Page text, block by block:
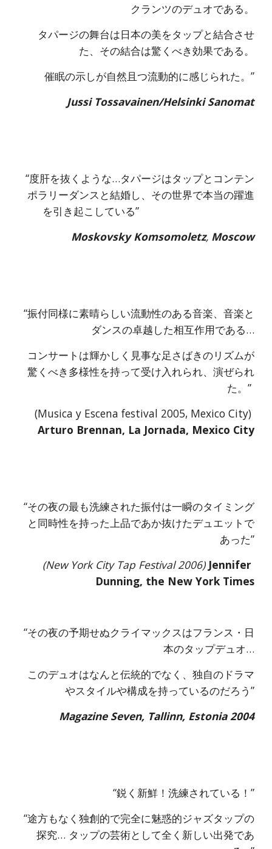
クランツのデュオである。
タパージの舞台は日本の美をタップと結合させ
た、その結合は驚くべき効果である。
催眠の示しが自然且つ流動的に感じられた。”
Jussi Tossavainen/Helsinki Sanomat
“度肝を抜くような…タパージはタップとコンテン
ポラリーダンスと結婚し、その世界で本当の躍進
を引き起こしている”
Moskovsky Komsomoletz, Moscow
“振付同様に素晴らしい流動性のある音楽、音楽と
ダンスの卓越した相互作用である…
コンサートは輝かしく見事な足さばきのリズムが
驚くべき多様性を持って受け入れられ、演ぜられ
た。”
(Musica y Escena festival 2005, Mexico City)
Arturo Brennan, La Jornada, Mexico City
“その夜の最も洗練された振付は一瞬のタイミング
と同時性を持った上品であか抜けたデュエットで
あった”
(New York City Tap Festival 2006) Jennifer
Dunning, the New York Times
“その夜の予期せぬクライマックスはフランス・日
本のタップデュオ…
このデュオはなんと伝統的でなく、独自のドラマ
やスタイルや構成を持っているのだろう”
Magazine Seven, Tallinn, Estonia 2004
“鋭く新鮮！洗練されている！”
探究… タップの芸術として全く新しい出発であ